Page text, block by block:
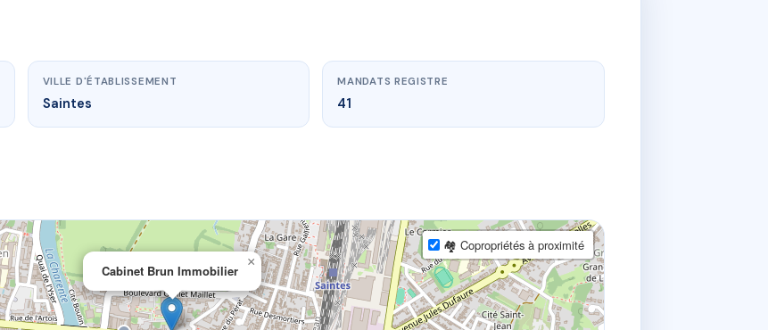
VILLE D'ÉTABLISSEMENT
Saintes
MANDATS REGISTRE
41
Cabinet Brun Immobilier
×
🏘 Copropriétés à proximité